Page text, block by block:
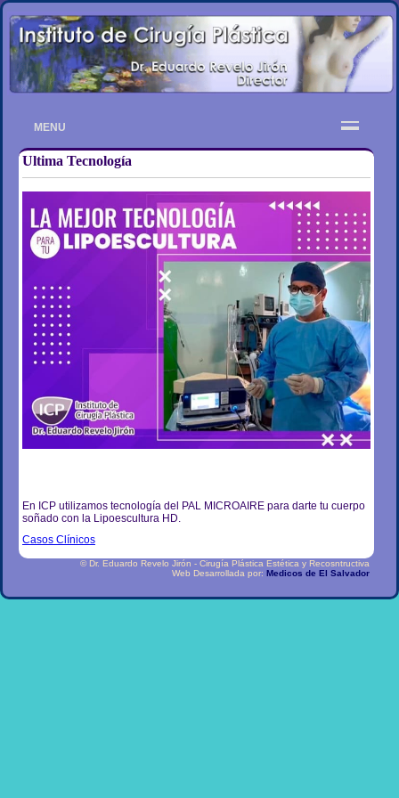
MENU
Ultima Tecnología
En ICP utilizamos tecnología del PAL MICROAIRE para darte tu cuerpo
soñado con la Lipoescultura HD.
Casos Clínicos
© Dr. Eduardo Revelo Jirón - Cirugía Plástica Estética y Recosntructiva
Web Desarrollada por: Medicos de El Salvador